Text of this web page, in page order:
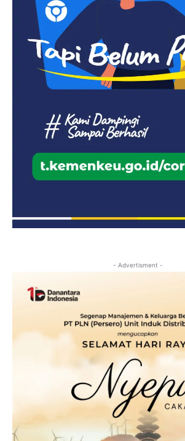
- Advertisment -